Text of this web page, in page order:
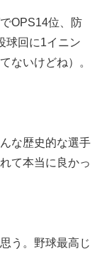
OPS14位、防
球回に1イニン
ないけどね）。
な歴史的な選手
て本当に良かっ
う。野球最高じ